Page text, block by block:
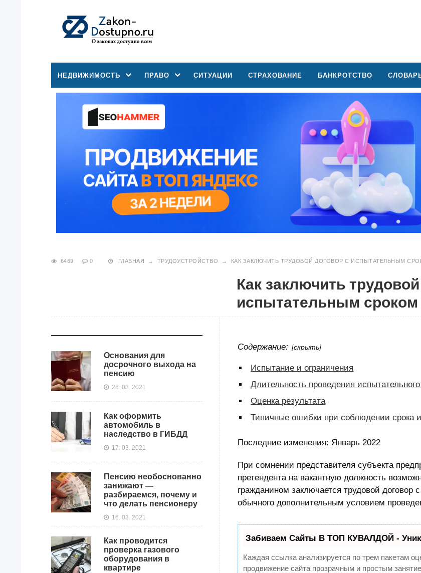
НЕДВИЖИМОСТЬ ПРАВО СИТУАЦИИ СТРАХОВАНИЕ БАНКРОТСТВО
6469 0 ГЛАВНАЯ → ТРУДОУСТРОЙСТВО → КАК ЗАКЛЮЧИТЬ ТРУДОВОЙ ДОГОВОР С ИСПЫТАТЕЛЬНЫМ
Как заключить
испытательным сроком
Содержание: [скрыть]
Испытание и ограничения
Длительность проведения
Оценка результата
Типичные ошибки при соблюдении срока
Последние изменения: Январь 2022
При сомнении представителя субъекта
претендента на вакантную должность
гражданином заключается трудовой
обычного дополнительным условием
Забиваем Сайты В ТОП КУВАЛДОЙ -
Каждая ссылка анализируется по трем пакетам
продвижение сайта прозрачным и простым
Основания для
досрочного выхода на
пенсию
28. 03. 2021
Как оформить
автомобиль в
наследство в ГИБДД
17. 03. 2021
Пенсию необоснованно
занижают —
разбираемся, почему и
что делать пенсионеру
16. 03. 2021
Как проводится
проверка газового
оборудования в
квартире